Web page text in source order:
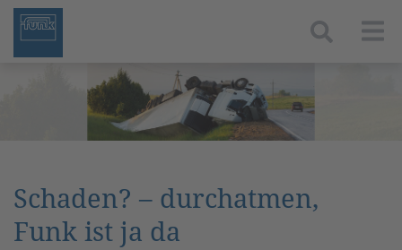
Schaden? – durchatmen,
Funk ist ja da